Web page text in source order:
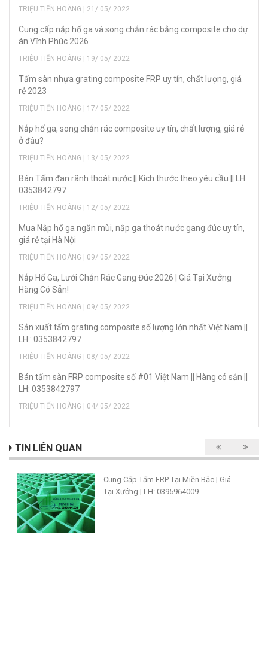
TRIỆU TIẾN HOÀNG | 21/ 05/ 2022
Cung cấp nắp hố ga và song chắn rác bằng composite cho dự
án Vĩnh Phúc 2026
TRIỆU TIẾN HOÀNG | 19/ 05/ 2022
Tấm sàn nhựa grating composite FRP uy tín, chất lượng, giá
rẻ 2023
TRIỆU TIẾN HOÀNG | 17/ 05/ 2022
Nắp hố ga, song chắn rác composite uy tín, chất lượng, giá rẻ
ở đâu?
TRIỆU TIẾN HOÀNG | 13/ 05/ 2022
Bán Tấm đan rãnh thoát nước || Kích thước theo yêu cầu || LH:
0353842797
TRIỆU TIẾN HOÀNG | 12/ 05/ 2022
Mua Nắp hố ga ngăn mùi, nắp ga thoát nước gang đúc uy tín,
giá rẻ tại Hà Nội
TRIỆU TIẾN HOÀNG | 09/ 05/ 2022
Nắp Hố Ga, Lưới Chắn Rác Gang Đúc 2026 | Giá Tại Xưởng
Hàng Có Sẵn!
TRIỆU TIẾN HOÀNG | 09/ 05/ 2022
Sản xuất tấm grating composite số lượng lớn nhất Việt Nam ||
LH : 0353842797
TRIỆU TIẾN HOÀNG | 08/ 05/ 2022
Bán tấm sàn FRP composite số #01 Việt Nam || Hàng có sẵn ||
LH: 0353842797
TRIỆU TIẾN HOÀNG | 04/ 05/ 2022
TIN LIÊN QUAN
Cung Cấp Tấm FRP Tại Miền Bắc | Giá
Tại Xưởng | LH: 0395964009